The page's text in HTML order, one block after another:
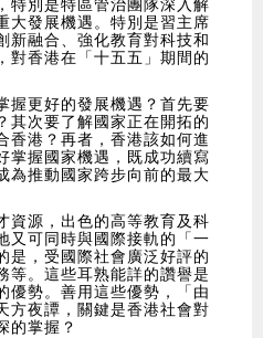
特別是特區管治團隊深入解
大發展機遇。特別是習主席
新融合、強化教育對科技和
對香港在「十五五」期間的
握更好的發展機遇？首先要
其次要了解國家正在開拓的
香港？再者，香港該如何進
掌握國家機遇，既成功續寫
為推動國家跨步向前的最大
資源，出色的高等教育及科
又可同時與國際接軌的「一
是，受國際社會廣泛好評的
等。這些耳熟能詳的讚譽是
優勢。善用這些優勢，「由
方夜譚，關鍵是香港社會對
的掌握？